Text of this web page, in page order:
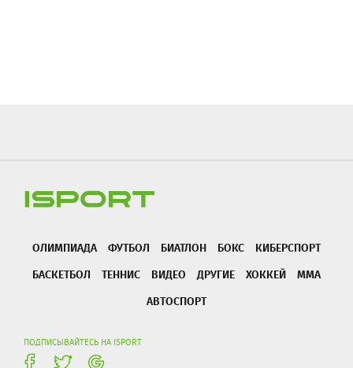
ОЛИМПИАДА ФУТБОЛ БИАТЛОН БОКС
КИБЕРСПОРТ
БАСКЕТБОЛ
ТЕННИС ВИДЕО ДРУГИЕ ХОККЕЙ
ММА
АВТОСПОРТ
ПОДПИСЫВАЙТЕСЬ НА ISPORT